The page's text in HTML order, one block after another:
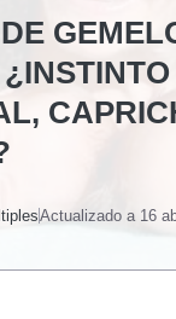
Actualizado a 16